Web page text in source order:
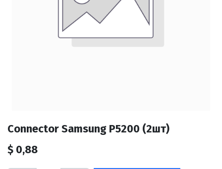
Connector Samsung P5200 (2шт)
$ 0,88